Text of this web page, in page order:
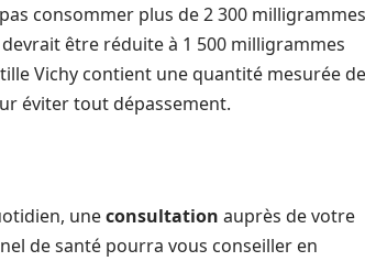
consommer plus de 2 300 milligrammes
être réduite à 1 500 milligrammes
Vichy contient une quantité mesurée de
éviter tout dépassement.
uneconsultation auprès de votre
de santé pourra vous conseiller en